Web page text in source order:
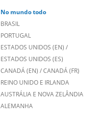
No mundo todo
BRASIL
PORTUGAL
ESTADOS UNIDOS (EN) /
ESTADOS UNIDOS (ES)
CANADÁ (EN) /CANADÁ (FR)
REINO UNIDO E IRLANDA
AUSTRÁLIA E NOVA ZELÂNDIA
ALEMANHA